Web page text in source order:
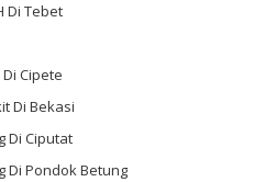
Di Tebet
Cipete
Di Bekasi
Di Ciputat
Di Pondok Betung